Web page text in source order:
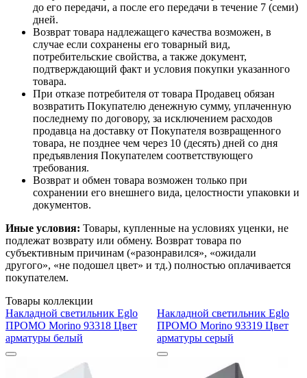
до его передачи, а после его передачи в течение 7 (семи)
дней.
Возврат товара надлежащего качества возможен, в
случае если сохранены его товарный вид,
потребительские свойства, а также документ,
подтверждающий факт и условия покупки указанного
товара.
При отказе потребителя от товара Продавец обязан
возвратить Покупателю денежную сумму, уплаченную
последнему по договору, за исключением расходов
продавца на доставку от Покупателя возвращенного
товара, не позднее чем через 10 (десять) дней со дня
предъявления Покупателем соответствующего
требования.
Возврат и обмен товара возможен только при
сохранении его внешнего вида, целостности упаковки и
документов.
Иные условия: Товары, купленные на условиях уценки, не
подлежат возврату или обмену. Возврат товара по
субъективным причинам («разонравился», «ожидали
другого», «не подошел цвет» и тд.) полностью оплачивается
покупателем.
Товары коллекции
Накладной светильник Eglo
ПРОМО Morino 93318 Цвет
арматуры белый
Накладной светильник Eglo
ПРОМО Morino 93319 Цвет
арматуры серый